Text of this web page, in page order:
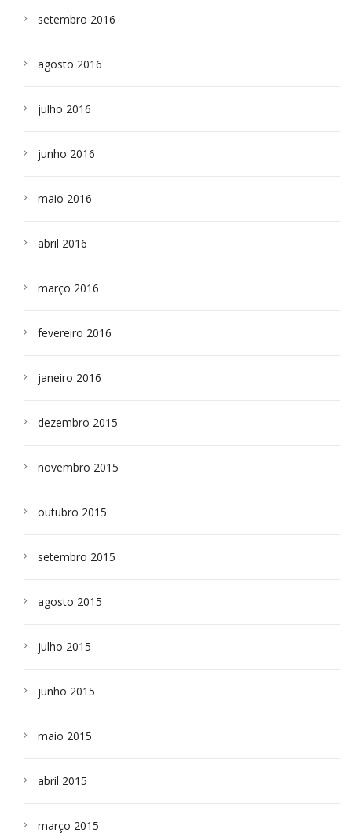
setembro 2016
agosto 2016
julho 2016
junho 2016
maio 2016
abril 2016
março 2016
fevereiro 2016
janeiro 2016
dezembro 2015
novembro 2015
outubro 2015
setembro 2015
agosto 2015
julho 2015
junho 2015
maio 2015
abril 2015
março 2015